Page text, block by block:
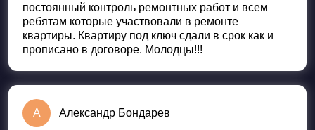
постоянный контроль ремонтных работ и всем
ребятам которые участвовали в ремонте
квартиры. Квартиру под ключ сдали в срок как и
прописано в договоре. Молодцы!!!
А Александр Бондарев